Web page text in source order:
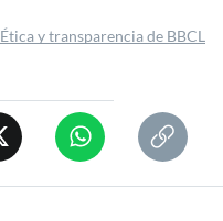
Ética y transparencia de BBCL